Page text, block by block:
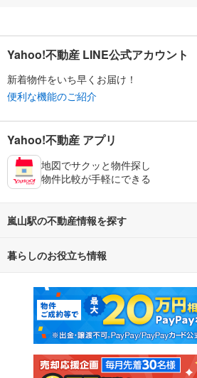
Yahoo!不動産 LINE公式アカウント
新着物件をいち早くお届け！
便利な機能のご紹介
Yahoo!不動産 アプリ
地図でサクッと物件探し
物件比較が手軽にできる
嵐山駅の不動産情報を探す
不動産・住宅
新築マンション 中古
新築一戸建て 中古
注文住宅 土地
暮らしのお役立ち情報
マンションカタログ 教え